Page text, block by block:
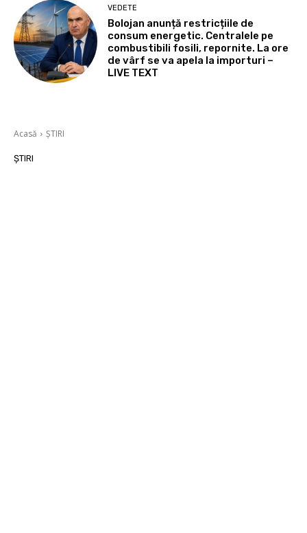
VEDETE
Bolojan anunță restricțiile de
consum energetic. Centralele pe
combustibili fosili, repornite. La ore
de vârf se va apela la importuri –
LIVE TEXT